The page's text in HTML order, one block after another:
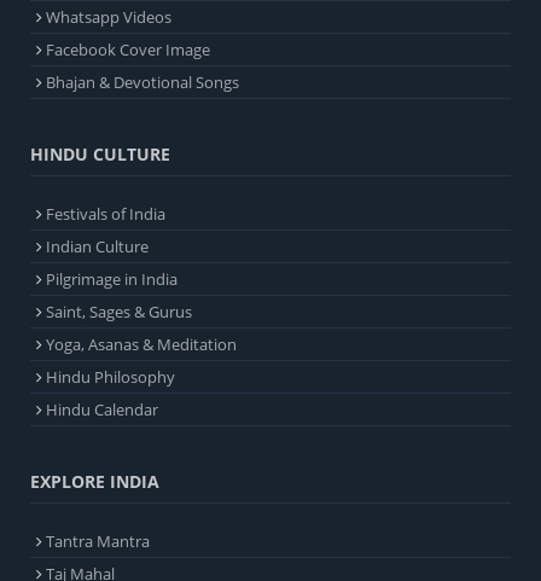
Whatsapp Videos
Facebook Cover Image
Bhajan & Devotional Songs
HINDU CULTURE
Festivals of India
Indian Culture
Pilgrimage in India
Saint, Sages & Gurus
Yoga, Asanas & Meditation
Hindu Philosophy
Hindu Calendar
EXPLORE INDIA
Tantra Mantra
Taj Mahal